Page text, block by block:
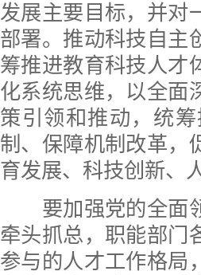
发展主要目标，并对
部署。推动科技自主
筹推进教育科技人才
化系统思维，以全面
策引领和推动，统
制、保障机制改革，
育发展、科技创新、
要加强党的全面领
牵头抓总，职能部门
参与的人才工作格局